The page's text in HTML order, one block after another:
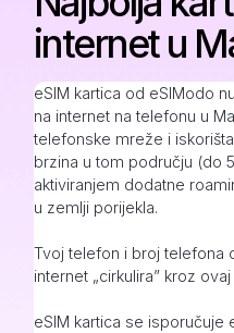
internet u
eSIM kartica od eSIModo
na internet na telefonu u
telefonske mreže i
brzina u tom području (do
aktiviranjem dodatne
u zemlji porijekla.
Tvoj telefon i broj telefona
internet „cirkulira” kroz ovaj
eSIM kartica se isporučuje